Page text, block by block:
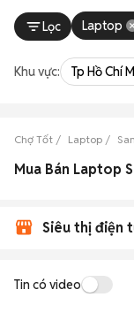
Lọc Laptop
Khu vực: Tp Hồ Chí
Chợ Tốt Laptop
Siêu thị điện
Tin có video